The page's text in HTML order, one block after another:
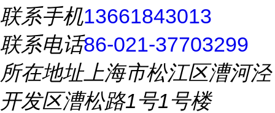
联系手机13661843013
联系电话86-021-37703299
所在地址上海市松江区漕河泾
开发区漕松路1号1号楼